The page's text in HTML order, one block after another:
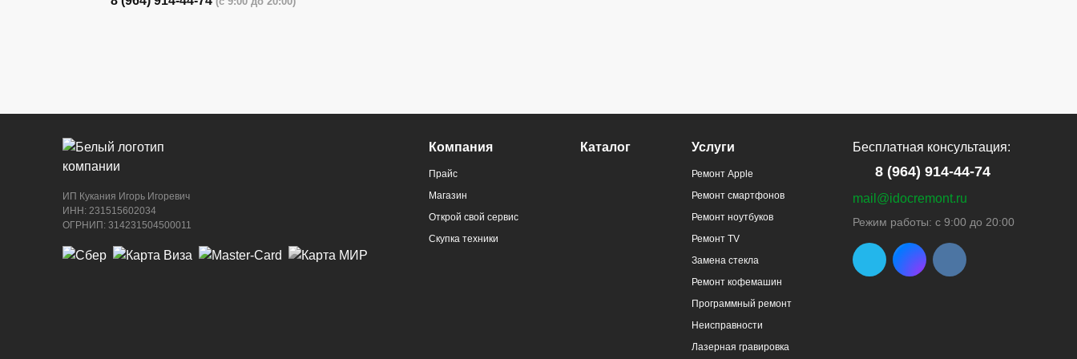
рынок (напротив павильона с животными)
8 (964) 914-44-74
ИП Кукания Игорь Игоревич
ИНН: 231515602034
ОГРНИП: 314231504500011
Компания
Прайс
Магазин
Открой свой сервис
Скупка техники
Каталог Услуги
Ремонт Apple
Ремонт смартфонов
Ремонт ноутбуков
Ремонт TV
Замена стекла
Ремонт кофемашин
Программный ремонт
Неисправности
Лазерная гравировка
Бесплатная консультация:
8 (964) 914-44-74
mail@idocremont.ru
Режим работы: с 9:00 до 20:00